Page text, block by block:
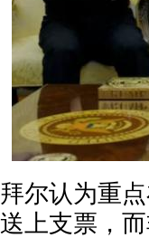
拜尔认为重
送上支票，